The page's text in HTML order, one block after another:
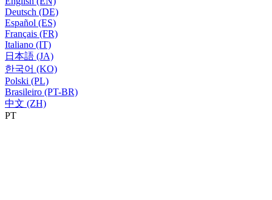
Deutsch (DE)
Español (ES)
Français (FR)
Italiano (IT)
日本語 (JA)
한국어 (KO)
Polski (PL)
Brasileiro (PT-BR)
中文 (ZH)
PT